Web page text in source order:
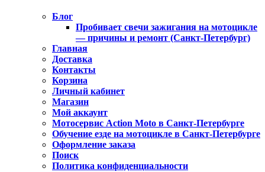
Блог
Пробивает свечи зажигания на мотоцикле
— причины и ремонт (Санкт-Петербург)
Главная
Доставка
Контакты
Корзина
Личный кабинет
Магазин
Мой аккаунт
Мотосервис Action Moto в Санкт-Петербурге
Обучение езде на мотоцикле в Санкт-Петербурге
Оформление заказа
Поиск
Политика конфиденциальности